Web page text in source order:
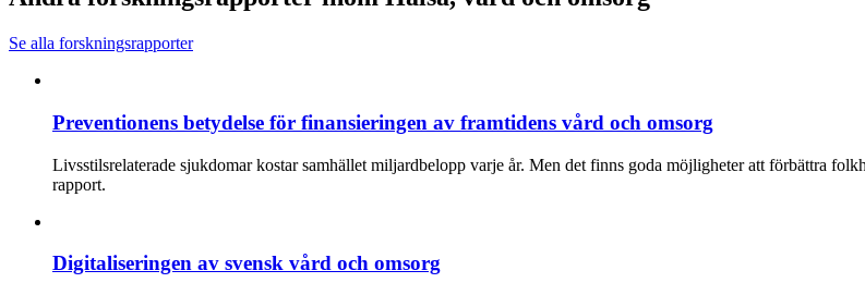
Se alla forskningsrapporter
Preventionens betydelse för finansieringen av framtidens vård och omsorg
Livsstilsrelaterade sjukdomar kostar samhället miljardbelopp varje år. Men det finns goda möjligheter att förbättra
rapport.
Digitaliseringen av svensk vård och omsorg